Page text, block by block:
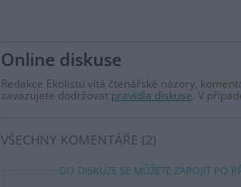
Online diskuse
Redakce Ekolistu vítá čtenářské názory,
zavazujete dodržovat pravidla diskuse. V
VŠECHNY KOMENTÁŘE (2)
DO DISKUZE SE MŮŽETE ZAPOJIT PO